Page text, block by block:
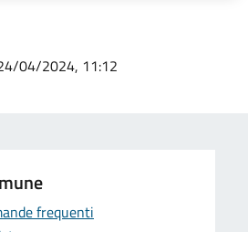
04/2024, 11:12
frequenti